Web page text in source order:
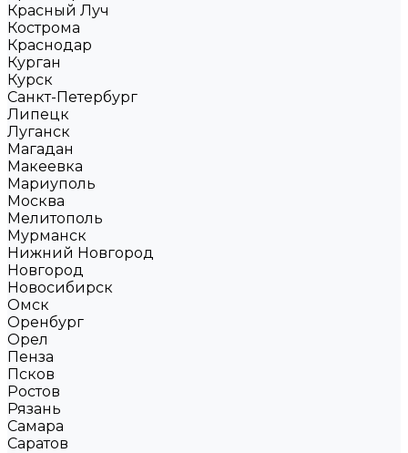
Красный Луч
Кострома
Краснодар
Курган
Курск
Санкт-Петербург
Липецк
Луганск
Магадан
Макеевка
Мариуполь
Москва
Мелитополь
Мурманск
Нижний Новгород
Новгород
Новосибирск
Омск
Оренбург
Орел
Пенза
Псков
Ростов
Рязань
Самара
Саратов